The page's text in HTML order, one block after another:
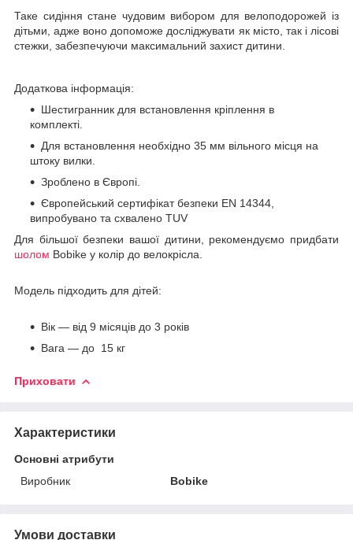
Таке сидіння стане чудовим вибором для велоподорожей із
дітьми, адже воно допоможе досліджувати як місто, так і лісові
стежки, забезпечуючи максимальний захист дитини.
Додаткова інформація:
Шестигранник для встановлення кріплення в
комплекті.
Для встановлення необхідно 35 мм вільного місця на
штоку вилки.
Зроблено в Європі.
Європейський сертифікат безпеки EN 14344,
випробувано та схвалено TUV
Для більшої безпеки вашої дитини, рекомендуємо придбати
шолом Bobike у колір до велокрісла.
Модель підходить для дітей:
Вік — від 9 місяців до 3 років
Вага — до 15 кг
Приховати
Характеристики
Основні атрибути
Виробник
Bobike
Умови доставки